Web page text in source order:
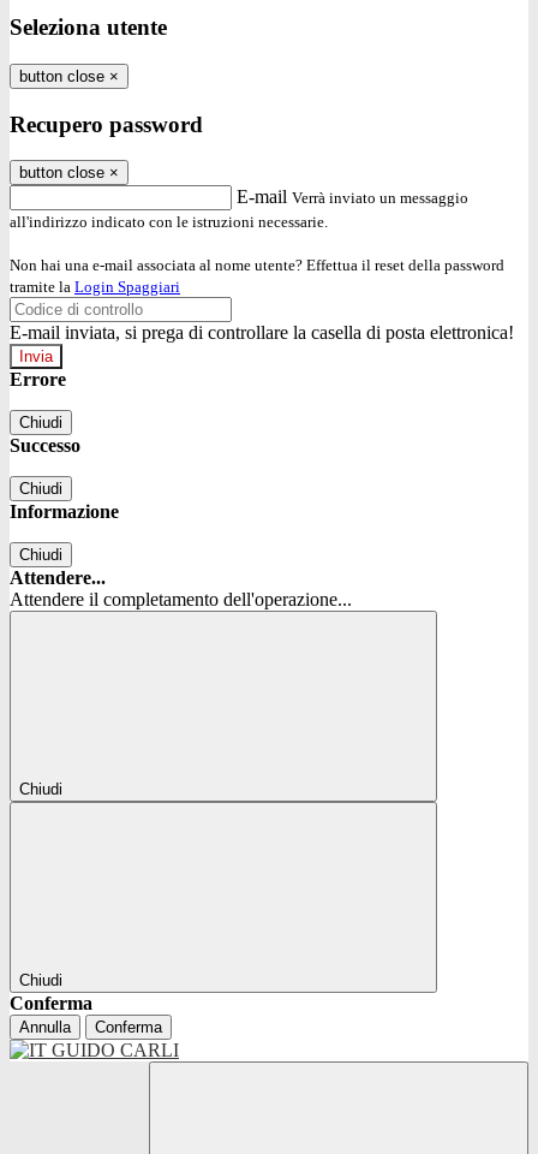
Seleziona utente
button close ×
Recupero password
button close ×
E-mail Verrà inviato un messaggio
all'indirizzo indicato con le istruzioni necessarie.
Non hai una e-mail associata al nome utente? Effettua il reset della password
tramite la Login Spaggiari
E-mail inviata, si prega di controllare la casella di posta elettronica!
Errore
Chiudi
Successo
Chiudi
Informazione
Chiudi
Attendere...
Attendere il completamento dell'operazione...
Chiudi
Chiudi
Conferma
Annulla Conferma